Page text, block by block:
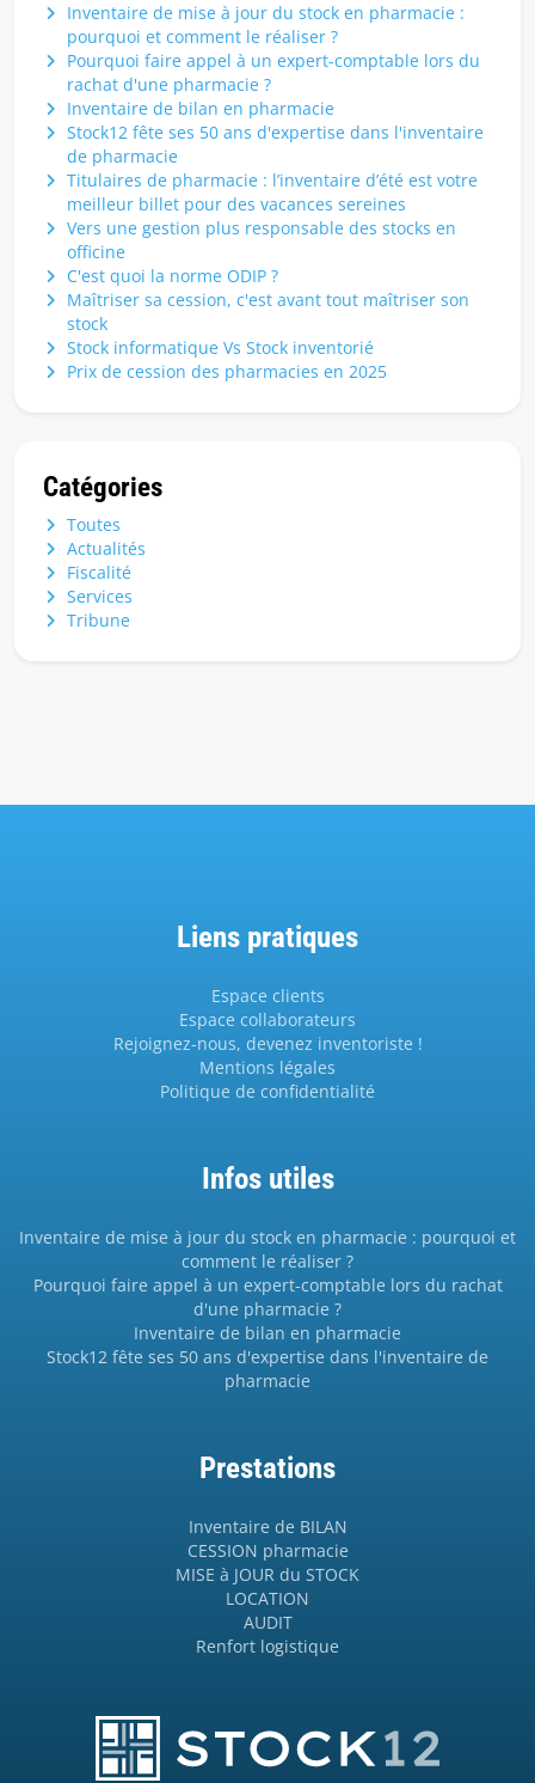
Inventaire de mise à jour du stock en pharmacie :
pourquoi et comment le réaliser ?
Pourquoi faire appel à un expert-comptable lors du
rachat d'une pharmacie ?
Inventaire de bilan en pharmacie
Stock12 fête ses 50 ans d'expertise dans l'inventaire
de pharmacie
Titulaires de pharmacie : l’inventaire d’été est votre
meilleur billet pour des vacances sereines
Vers une gestion plus responsable des stocks en
officine
C'est quoi la norme ODIP ?
Maîtriser sa cession, c'est avant tout maîtriser son
stock
Stock informatique Vs Stock inventorié
Prix de cession des pharmacies en 2025
Catégories
Toutes
Actualités
Fiscalité
Services
Tribune
Liens pratiques
Espace clients
Espace collaborateurs
Rejoignez-nous, devenez inventoriste !
Mentions légales
Politique de confidentialité
Infos utiles
Inventaire de mise à jour du stock en pharmacie : pourquoi et
comment le réaliser ?
Pourquoi faire appel à un expert-comptable lors du rachat
d'une pharmacie ?
Inventaire de bilan en pharmacie
Stock12 fête ses 50 ans d'expertise dans l'inventaire de
pharmacie
Prestations
Inventaire de BILAN
CESSION pharmacie
MISE à JOUR du STOCK
LOCATION
AUDIT
Renfort logistique